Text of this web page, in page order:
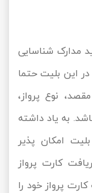
مدارک شناسایی
این بلیت حتما
نوع پرواز،
به یاد داشته
امکان پذیر
کارت پرواز
پرواز خود را